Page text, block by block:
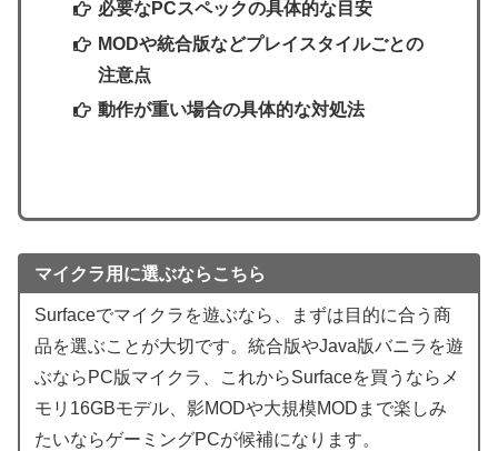
必要なPCスペックの具体的な目安
MODや統合版などプレイスタイルごとの
注意点
動作が重い場合の具体的な対処法
マイクラ用に選ぶならこちら
Surfaceでマイクラを遊ぶなら、まずは目的に合う商
品を選ぶことが大切です。統合版やJava版バニラを遊
ぶならPC版マイクラ、これからSurfaceを買うならメ
モリ16GBモデル、影MODや大規模MODまで楽しみ
たいならゲーミングPCが候補になります。